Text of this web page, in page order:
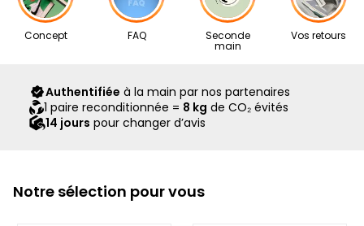
Nos articles proviennent exclusivement de notre réseau de
revendeurs partenaires, sélectionnés avec soin pour leur
scellé Second Step attestant qu’ils ont été contrôlés et
expédiés par notre équipe.
Concept FAQ Seconde
main
Vos retours
Authentifiée à la main par nos partenaires
1 paire reconditionnée = 8 kg de CO₂ évités
14 jours pour changer d’avis
Notre sélection pour vous